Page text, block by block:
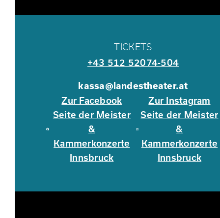
TICKETS
+43 512 52074-504
kassa@landestheater.at
Zur Facebook
Seite der Meister
&
Kammerkonzerte
Innsbruck
Zur Instagram
Seite der Meister
&
Kammerkonzerte
Innsbruck